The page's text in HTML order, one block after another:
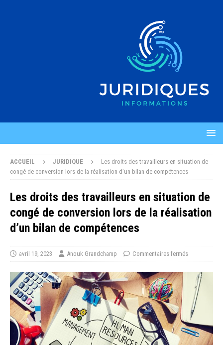
ACCUEIL JURIDIQUE
Les droits des travailleurs en situation de
congé de conversion lors de la réalisation d’un bilan de compétences
Les droits des travailleurs en situation de
congé de conversion lors de la réalisation
d’un bilan de compétences
avril 19, 2023 Anouk Grandchamp Commentaires fermés